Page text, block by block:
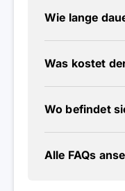
Wie lange
Was kostet
Wo befindet
Alle FAQs